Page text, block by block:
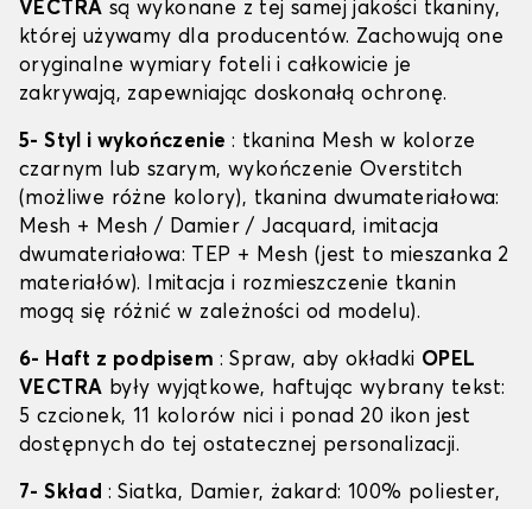
VECTRA są wykonane z tej samej jakości tkaniny,
której używamy dla producentów. Zachowują one
oryginalne wymiary foteli i całkowicie je
zakrywają, zapewniając doskonałą ochronę.
5- Styl i wykończenie : tkanina Mesh w kolorze
czarnym lub szarym, wykończenie Overstitch
(możliwe różne kolory), tkanina dwumateriałowa:
Mesh + Mesh / Damier / Jacquard, imitacja
dwumateriałowa: TEP + Mesh (jest to mieszanka 2
materiałów). Imitacja i rozmieszczenie tkanin
mogą się różnić w zależności od modelu).
6- Haft z podpisem : Spraw, aby okładki OPEL
VECTRA były wyjątkowe, haftując wybrany tekst:
5 czcionek, 11 kolorów nici i ponad 20 ikon jest
dostępnych do tej ostatecznej personalizacji.
7- Skład : Siatka, Damier, żakard: 100% poliester,